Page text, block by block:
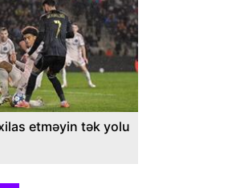
etməyin tək yolu